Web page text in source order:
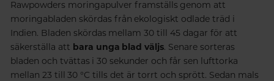
Rawpowders moringapulver framställs genom att
moringabladen skördas från ekologiskt odlade träd i
Indien. Bladen skördas mellam 30 till 45 dagar för att
säkerställa att bara unga blad väljs. Senare sorteras
bladen och tvättas i 30 sekunder och får sen lufttorka
mellan 23 till 30 °C tills det är torrt och sprött. Sedan mals